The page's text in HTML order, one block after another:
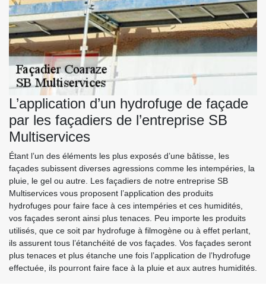
L’application d’un hydrofuge de façade
par les façadiers de l’entreprise SB
Multiservices
Étant l’un des éléments les plus exposés d’une bâtisse, les
façades subissent diverses agressions comme les intempéries, la
pluie, le gel ou autre. Les façadiers de notre entreprise SB
Multiservices vous proposent l’application des produits
hydrofuges pour faire face à ces intempéries et ces humidités,
vos façades seront ainsi plus tenaces. Peu importe les produits
utilisés, que ce soit par hydrofuge à filmogène ou à effet perlant,
ils assurent tous l’étanchéité de vos façades. Vos façades seront
plus tenaces et plus étanche une fois l’application de l’hydrofuge
effectuée, ils pourront faire face à la pluie et aux autres humidités.